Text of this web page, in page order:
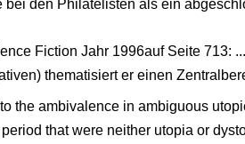
den Philatelisten als ein
Fiction Jahr 1996auf Seite 713:
thematisiert er einen
the ambivalence in ambiguous
that were neither utopia or